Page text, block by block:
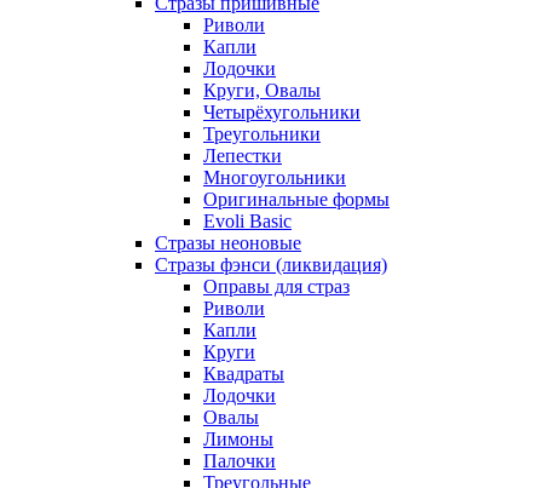
Риволи
Капли
Лодочки
Круги, Овалы
Четырёхугольники
Треугольники
Лепестки
Многоугольники
Оригинальные формы
Evoli Basic
Стразы неоновые
Стразы фэнси (ликвидация)
Оправы для страз
Риволи
Капли
Круги
Квадраты
Лодочки
Овалы
Лимоны
Палочки
Треугольные